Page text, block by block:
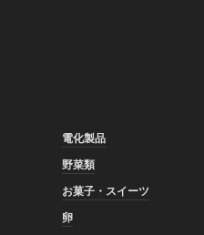
電化製品
野菜類
お菓子・スイーツ
卵